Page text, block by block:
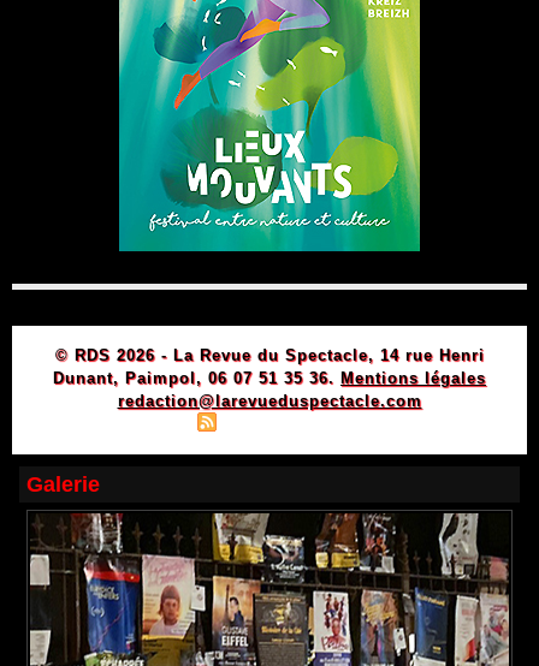
© RDS 2026 - La Revue du Spectacle, 14 rue Henri
Dunant, Paimpol, 06 07 51 35 36. Mentions légales
redaction@larevueduspectacle.com
Galerie